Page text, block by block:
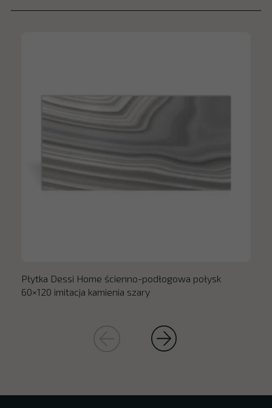
Płytka Dessi Home ścienno-podłogowa połysk
60×120 imitacja kamienia szary